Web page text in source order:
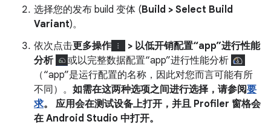
选择您的发布 build 变体 (Build > Select Build
Variant)。
依次点击更多操作
> 以低开销配置“app”进行性能
分析
或以完整数据配置“app”进行性能分析
（“app”是运行配置的名称，因此对您而言可能有所
不同）。 如需在这两种选项之间进行选择，请参阅要
求。 应用会在测试设备上打开，并且 Profiler 窗格会
在 Android Studio 中打开。